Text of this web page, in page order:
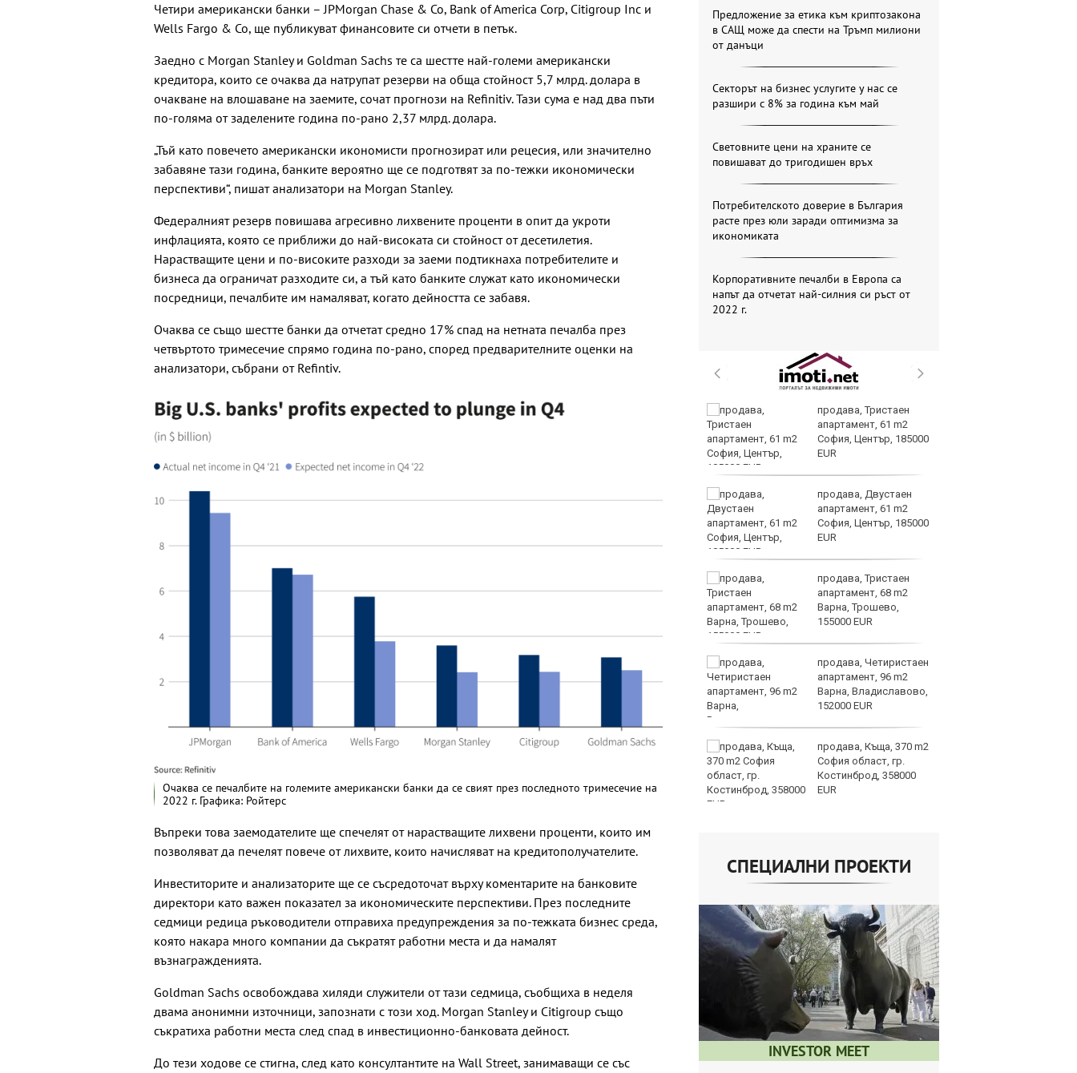
Четири американски банки – JPMorgan Chase & Co, Bank of America Corp, Citigroup Inc и
Wells Fargo & Co, ще публикуват финансовите си отчети в петък.
Заедно с Morgan Stanley и Goldman Sachs те са шестте най-големи американски
кредитора, които се очаква да натрупат резерви на обща стойност 5,7 млрд. долара в
очакване на влошаване на заемите, сочат прогнози на Refinitiv. Тази сума е над два пъти
по-голяма от заделените година по-рано 2,37 млрд. долара.
„Тъй като повечето американски икономисти прогнозират или рецесия, или значително
забавяне тази година, банките вероятно ще се подготвят за по-тежки икономически
перспективи“, пишат анализатори на Morgan Stanley.
Федералният резерв повишава агресивно лихвените проценти в опит да укроти
инфлацията, която се приближи до най-високата си стойност от десетилетия.
Нарастващите цени и по-високите разходи за заеми подтикнаха потребителите и
бизнеса да ограничат разходите си, а тъй като банките служат като икономически
посредници, печалбите им намаляват, когато дейността се забавя.
Очаква се също шестте банки да отчетат средно 17% спад на нетната печалба през
четвъртото тримесечие спрямо година по-рано, според предварителните оценки на
анализатори, събрани от Refintiv.
Очаква се печалбите на големите американски банки да се свият през последното тримесечие на
2022 г. Графика: Ройтерс
Въпреки това заемодателите ще спечелят от нарастващите лихвени проценти, които им
позволяват да печелят повече от лихвите, които начисляват на кредитополучателите.
Инвеститорите и анализаторите ще се съсредоточат върху коментарите на банковите
директори като важен показател за икономическите перспективи. През последните
седмици редица ръководители отправиха предупреждения за по-тежката бизнес среда,
която накара много компании да съкратят работни места и да намалят
възнагражденията.
Goldman Sachs освобождава хиляди служители от тази седмица, съобщиха в неделя
двама анонимни източници, запознати с този ход. Morgan Stanley и Citigroup също
съкратиха работни места след спад в инвестиционно-банковата дейност.
До тези ходове се стигна, след като консултантите на Wall Street, занимаващи се със
Предложение за етика към криптозакона
в САЩ може да спести на Тръмп милиони
от данъци
Секторът на бизнес услугите у нас се
разшири с 8% за година към май
Световните цени на храните се
повишават до тригодишен връх
Потребителското доверие в България
расте през юли заради оптимизма за
икономиката
Корпоративните печалби в Европа са
напът да отчетат най-силния си ръст от
2022 г.
фалшива шофьорска
Пускат нови 66
продава, Тристаен
апартамент, 61 m2
София, Център, 185000
EUR
продава, Двустаен
апартамент, 61 m2
София, Център, 185000
EUR
продава, Тристаен
апартамент, 68 m2
Варна, Трошево,
155000 EUR
продава, Четиристаен
апартамент, 96 m2
Варна, Владиславово,
152000 EUR
продава, Къща, 370 m2
София област, гр.
Костинброд, 358000
EUR
СПЕЦИАЛНИ ПРОЕКТИ
INVESTOR MEET